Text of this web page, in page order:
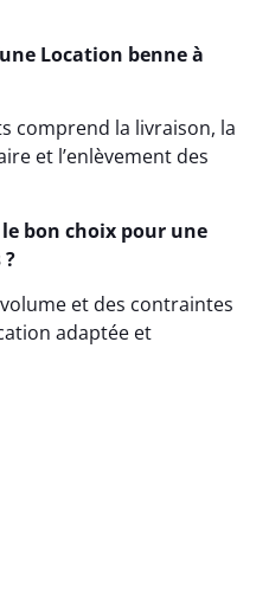
Location benne à
comprend la livraison, la
et l’enlèvement des
bon choix pour une
et des contraintes
adaptée et